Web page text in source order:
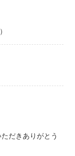
だきありがとう